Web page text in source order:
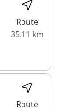
Route
35.11 km
Route